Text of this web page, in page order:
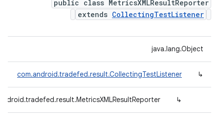
public class MetricsXMLResultReporter
extends CollectingTestListener
java.lang.Object
↳
com.android.tradefed.result.CollectingTestListener
↳